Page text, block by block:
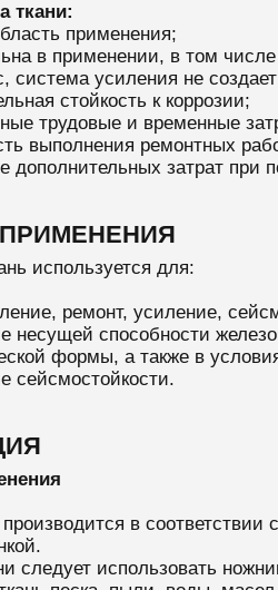
ткани:
применения;
в применении, в том
система усиления не
стойкость к коррозии;
трудовые и временные
выполнения ремонтных
дополнительных затрат при
используется для:
ремонт, усиление,
несущей способности
формы, а также в
сейсмостойкости.
производится в
следует использовать